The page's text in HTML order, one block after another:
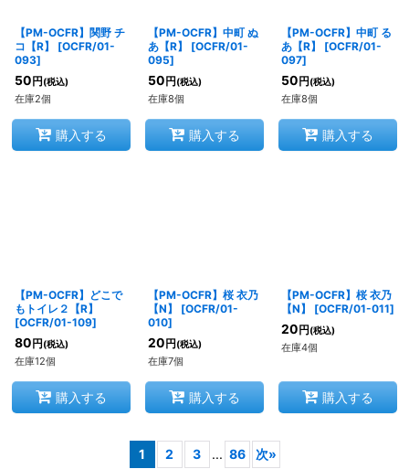
【PM-OCFR】関野 チ
コ【R】
[OCFR/01-
093]
50 円 (税込)
在庫2個
購入する
【PM-OCFR】中町 ぬ
あ【R】
[OCFR/01-
095]
50 円 (税込)
在庫8個
購入する
【PM-OCFR】中町 る
あ【R】
[OCFR/01-
097]
50 円 (税込)
在庫8個
購入する
【PM-OCFR】どこで
もトイレ２【R】
[OCFR/01-109]
80 円 (税込)
在庫12個
購入する
【PM-OCFR】桜 衣乃
【N】
[OCFR/01-
010]
20 円 (税込)
在庫7個
購入する
【PM-OCFR】桜 衣乃
【N】
[OCFR/01-011]
20 円 (税込)
在庫4個
購入する
1 2 3 ... 86 次»